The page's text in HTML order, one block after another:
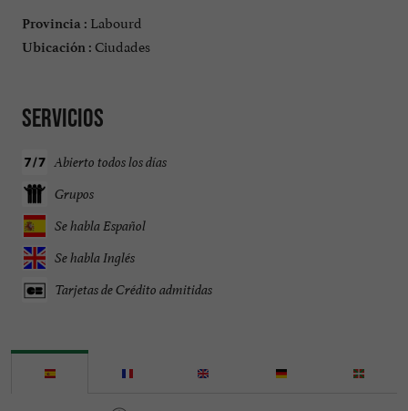
Provincia : Labourd
Ubicación : Ciudades
Servicios
Abierto todos los días
Grupos
Se habla Español
Se habla Inglés
Tarjetas de Crédito admitidas